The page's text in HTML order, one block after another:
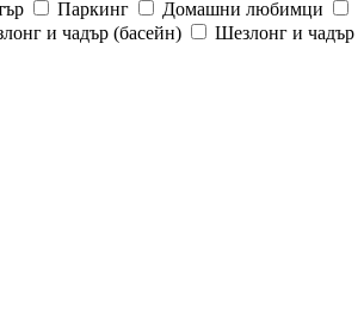
Паркинг
Домашни любимци
и чадър (басейн)
Шезлонг и чадър